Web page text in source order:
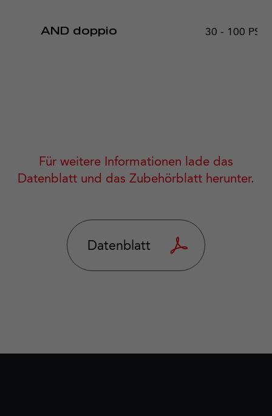
AND doppio 30 - 100 PS
Für weitere Informationen lade das
Datenblatt und das Zubehörblatt herunter.
Datenblatt